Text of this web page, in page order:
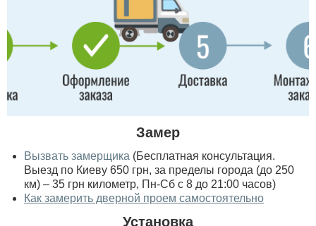
Замер
Вызвать замерщика (Бесплатная консультация.
Выезд по Киеву 650 грн, за пределы города (до 250
км) – 35 грн километр, Пн-Сб с 8 до 21:00 часов)
Как замерить дверной проем самостоятельно
Установка